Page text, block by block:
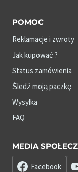
POMOC
Reklamacje i zwroty
Jak kupować ?
Status zamówienia
Śledź moją paczkę
Wysyłka
FAQ
MEDIA
Facebook